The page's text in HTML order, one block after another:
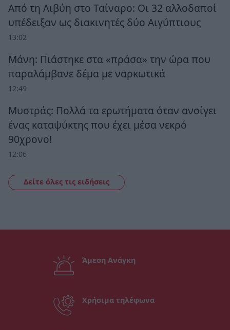
Από τη Λιβύη στο Ταίναρο: Οι 32 αλλοδαποί
υπέδειξαν ως διακινητές δύο Αιγύπτιους
13:02
Μάνη: Πιάστηκε στα «πράσα» την ώρα που
παραλάμβανε δέμα με ναρκωτικά
12:49
Μυστράς: Πολλά τα ερωτήματα όταν ανοίγει
ένας καταψύκτης που έχει μέσα νεκρό
90χρονο!
12:06
Δείτε όλες τις ειδήσεις
Άμεση Ανάγκη
Χρήσιμα τηλέφωνα